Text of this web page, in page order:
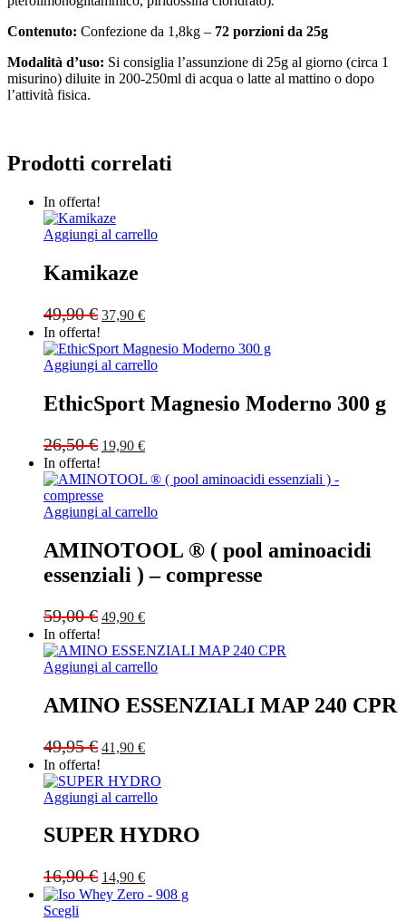
Contenuto: Confezione da 1,8kg – 72 porzioni da 25g
Modalità d’uso: Si consiglia l’assunzione di 25g al giorno (circa 1
misurino) diluite in 200-250ml di acqua o latte al mattino o dopo
l’attività fisica.
Prodotti correlati
In offerta!
Aggiungi al carrello
Kamikaze
49,90€ Original
price
was:
49,90 €.
37,90 €Current
price
is:
37,90 €.
In offerta!
Aggiungi al carrello
EthicSport Magnesio Moderno 300 g
26,50€ Original
price
was:
26,50 €.
19,90 €Current
price
is:
19,90 €.
In offerta!
Aggiungi al carrello
AMINOTOOL ® ( pool aminoacidi
essenziali ) – compresse
59,00€ Original
price
was:
59,00 €.
49,90 €Current
price
is:
49,90 €.
In offerta!
Aggiungi al carrello
AMINO ESSENZIALI MAP 240 CPR
49,95€ Original
price
was:
49,95 €.
41,90 €Current
price
is:
41,90 €.
In offerta!
Aggiungi al carrello
SUPER HYDRO
16,90€ Original
price
was:
14,90 €Current
price
is:
Scegli